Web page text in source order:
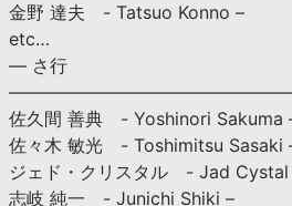
金野 達夫 - Tatsuo Konno –
etc…
— さ行
佐久間 善典 - Yoshinori Sakuma
佐々木 敏光 - Toshimitsu Sasaki
ジェド・クリスタル - Jad Cystal
志岐 純一 - Junichi Shiki –